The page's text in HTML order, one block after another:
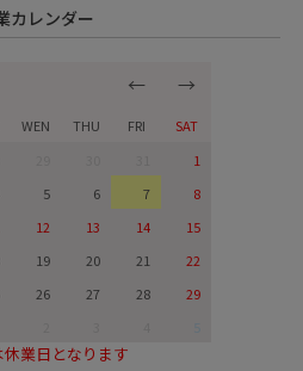
カレンダー
← →
WEN THU FRI
SAT
1
5 6 7
8
12 13 14
15
19 20 21
22
26 27 28
29
休業日となります